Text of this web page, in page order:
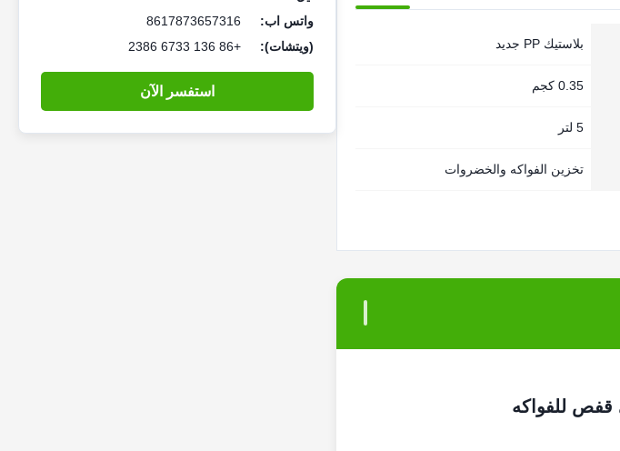
بلاستيك PP جديد
0.35 كجم
5 لتر
تخزين الفواكه والخضروات
واتس اب:
8617873657316
(ويتشات):
+86 136 6733 2386
استفسر الآن